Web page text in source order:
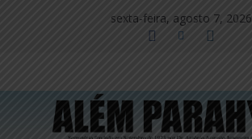
sexta-feira, agosto 7, 2026